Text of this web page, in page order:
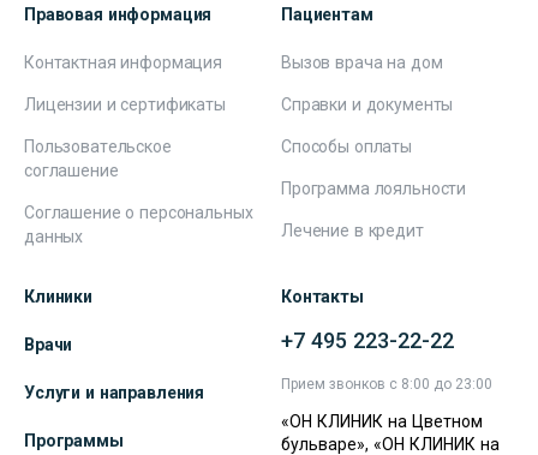
Правовая информация
Контактная информация
Лицензии и сертификаты
Пользовательское
соглашение
Соглашение о персональных
данных
Пациентам
Вызов врача на дом
Справки и документы
Способы оплаты
Программа лояльности
Лечение в кредит
Клиники
Врачи
Услуги и направления
Программы
Контакты
+7 495 223-22-22
Прием звонков с 8:00 до 23:00
«ОН КЛИНИК на Цветном
бульваре», «ОН КЛИНИК на